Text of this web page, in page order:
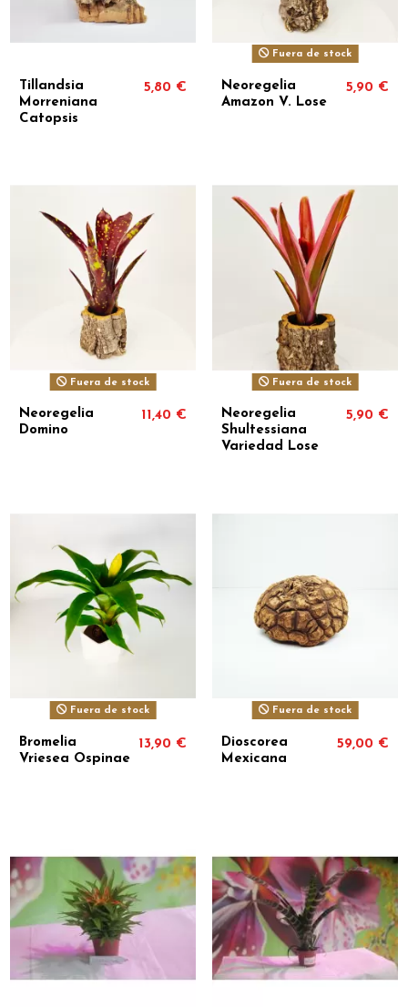
Tillandsia
Morreniana
Catopsis
5,80 €
Fuera de stock
Neoregelia
Amazon V. Lose
5,90 €
Fuera de stock
Neoregelia
Domino
11,40 €
Fuera de stock
Neoregelia
Shultessiana
Variedad Lose
5,90 €
Fuera de stock
Bromelia
Vriesea Ospinae
13,90 €
Fuera de stock
Dioscorea
Mexicana
59,00 €